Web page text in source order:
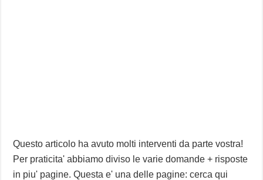
Questo articolo ha avuto molti interventi da parte vostra!
Per praticita' abbiamo diviso le varie domande + risposte
in piu' pagine. Questa e' una delle pagine: cerca qui